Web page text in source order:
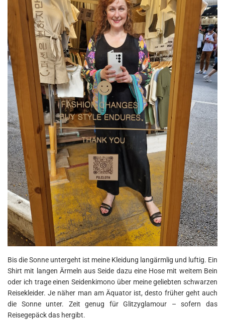
Bis die Sonne untergeht ist meine Kleidung langärmlig und luftig. Ein
Shirt mit langen Ärmeln aus Seide dazu eine Hose mit weitem Bein
oder ich trage einen Seidenkimono über meine geliebten schwarzen
Reisekleider. Je näher man am Äquator ist, desto früher geht auch
die Sonne unter. Zeit genug für Glitzyglamour – sofern das
Reisegepäck das hergibt.